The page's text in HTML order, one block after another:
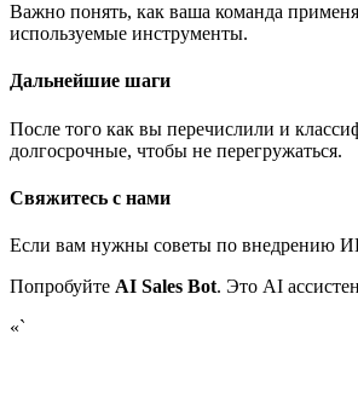
Важно понять, как ваша команда
используемые инструменты.
Дальнейшие шаги
После того как вы перечислили и
долгосрочные, чтобы не перегружаться.
Свяжитесь с нами
Если вам нужны советы по внедрению
Попробуйте AI Sales Bot. Это AI
«`